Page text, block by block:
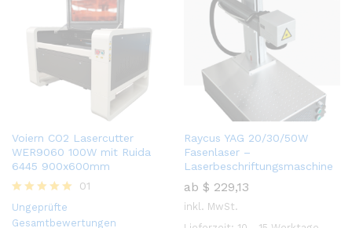
Voiern CO2 Lasercutter
WER9060 100W mit Ruida
6445 900x600mm
Bewertet
mit
01
Ungeprüfte
Gesamtbewertungen
Raycus YAG 20/30/50W
Fasenlaser –
Laserbeschriftungsmaschine
ab $ 229,13
inkl. MwSt.